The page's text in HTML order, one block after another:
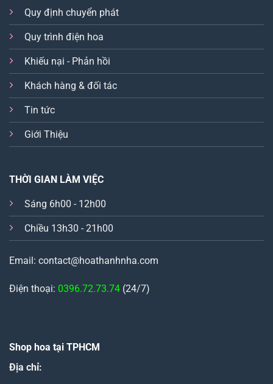
Quy định chuyển phát
Quy trình điện hoa
Khiếu nại - Phản hồi
Khách hàng & đối tác
Tin tức
Giới Thiệu
THỜI GIAN LÀM VIỆC
Sáng 6h00 - 12h00
Chiều 13h30 - 21h00
Email: contact@hoathanhnha.com
Điện thoại: 0396.72.73.74 (24/7)
Shop hoa tại TPHCM
Địa chỉ: